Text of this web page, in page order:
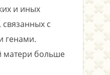
и иных
с
генами.
матери больше